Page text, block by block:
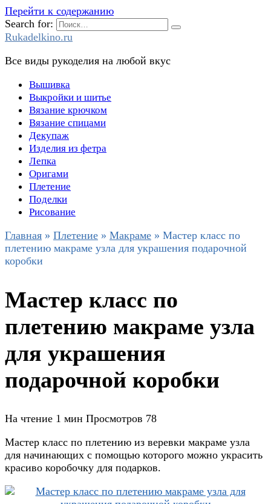
Перейти к содержанию
Search for:
Rukadelkino.ru
Все виды рукоделия на любой вкус
Вышивка
Выкройки и шитье
Вязание крючком
Вязание спицами
Декупаж
Изделия из фетра
Лепка
Оригами
Плетение
Поделки
Рисование
Главная » Плетение » Макраме » Мастер класс по
плетению макраме узла для украшения подарочной
коробки
Мастер класс по
плетению макраме узла
для украшения
подарочной коробки
На чтение 1 мин Просмотров 78
Мастер класс по плетению из веревки макраме узла
для начинающих с помощью которого можно украсить
красиво коробочку для подарков.